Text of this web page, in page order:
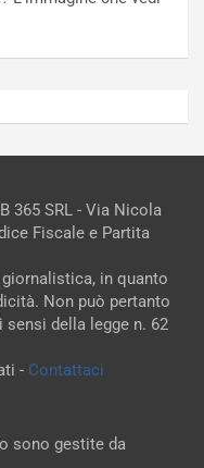
365 SRL - Via Nicola
Fiscale e Partita
in quanto
Non può pertanto
della legge n. 62
- Contattaci
sono gestite da